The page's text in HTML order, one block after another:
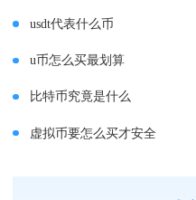
usdt代表什么币
u币怎么买最划算
比特币究竟是什么
虚拟币要怎么买才安全